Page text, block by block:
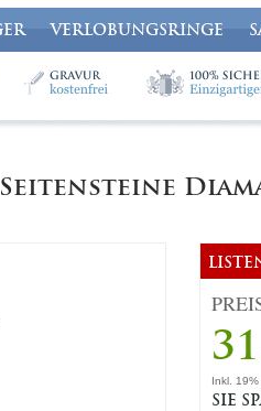
VERLOBUNGSRINGE
Seitensteine
Inkl. 19%
SIE